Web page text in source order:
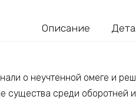
Описание
о неучтенной омеге и
существа среди оборотней